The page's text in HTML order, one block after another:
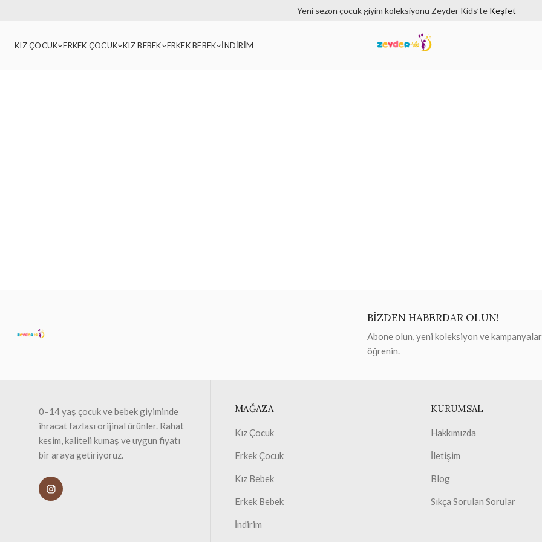
Yeni sezon çocuk giyim koleksiyonu Zeyder Kids’te Keşfet
KIZ ÇOCUK ERKEK ÇOCUK KIZ BEBEK ERKEK BEBEK İNDİRİM
BİZDEN HABERDAR OLUN!
Abone olun, yeni koleksiyon ve
öğrenin.
0–14 yaş çocuk ve bebek giyiminde
ihracat fazlası orijinal ürünler. Rahat
kesim, kaliteli kumaş ve uygun fiyatı
bir araya getiriyoruz.
MAĞAZA
Kız Çocuk
Erkek Çocuk
Kız Bebek
Erkek Bebek
İndirim
KURUMSAL
Hakkımızda
İletişim
Blog
Sıkça Sorulan Sorular